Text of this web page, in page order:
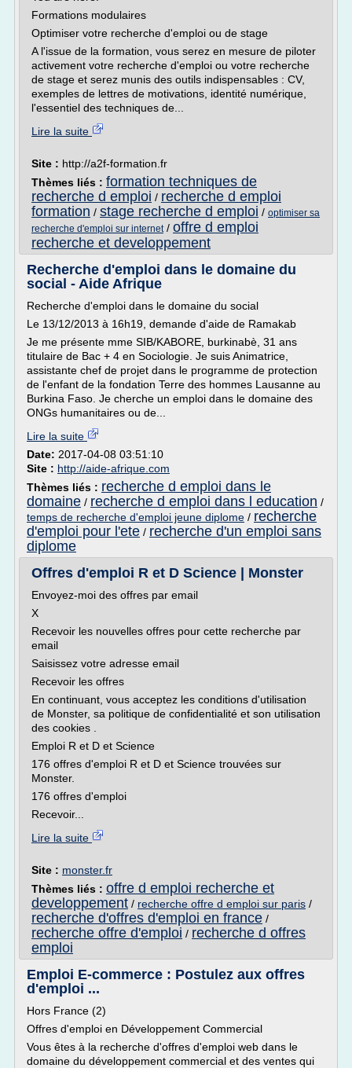
Formations modulaires
Optimiser votre recherche d'emploi ou de stage
A l'issue de la formation, vous serez en mesure de piloter
activement votre recherche d'emploi ou votre recherche
de stage et serez munis des outils indispensables : CV,
exemples de lettres de motivations, identité numérique,
l'essentiel des techniques de...
Lire la suite
Site : http://a2f-formation.fr
Thèmes liés : formation techniques de
recherche d emploi / recherche d emploi
formation / stage recherche d emploi / optimiser sa
recherche d'emploi sur internet/ offre d emploi
recherche et developpement
Recherche d'emploi dans le domaine du
social - Aide Afrique
Recherche d'emploi dans le domaine du social
Le 13/12/2013 à 16h19, demande d'aide de Ramakab
Je me présente mme SIB/KABORE, burkinabè, 31 ans
titulaire de Bac + 4 en Sociologie. Je suis Animatrice,
assistante chef de projet dans le programme de protection
de l'enfant de la fondation Terre des hommes Lausanne au
Burkina Faso. Je cherche un emploi dans le domaine des
ONGs humanitaires ou de...
Lire la suite
Date: 2017-04-08 03:51:10
Site : http://aide-afrique.com
Thèmes liés : recherche d emploi dans le
domaine / recherche d emploi dans l education /
temps de recherche d'emploi jeune diplome / recherche
d'emploi pour l'ete / recherche d'un emploi sans
diplome
Offres d'emploi R et D Science | Monster
Envoyez-moi des offres par email
X
Recevoir les nouvelles offres pour cette recherche par
email
Saisissez votre adresse email
Recevoir les offres
En continuant, vous acceptez les conditions d'utilisation
de Monster, sa politique de confidentialité et son utilisation
des cookies .
Emploi R et D et Science
176 offres d'emploi R et D et Science trouvées sur
Monster.
176 offres d'emploi
Recevoir...
Lire la suite
Site : monster.fr
Thèmes liés : offre d emploi recherche et
developpement / recherche offre d emploi sur paris /
recherche d'offres d'emploi en france /
recherche offre d'emploi / recherche d offres
emploi
Emploi E-commerce : Postulez aux offres
d'emploi ...
Hors France (2)
Offres d'emploi en Développement Commercial
Vous êtes à la recherche d'offres d'emploi web dans le
domaine du développement commercial et des ventes qui